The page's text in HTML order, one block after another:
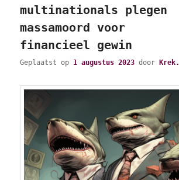
multinationals plegen
massamoord voor
financieel gewin
Geplaatst op 1 augustus 2023 doorKrek.